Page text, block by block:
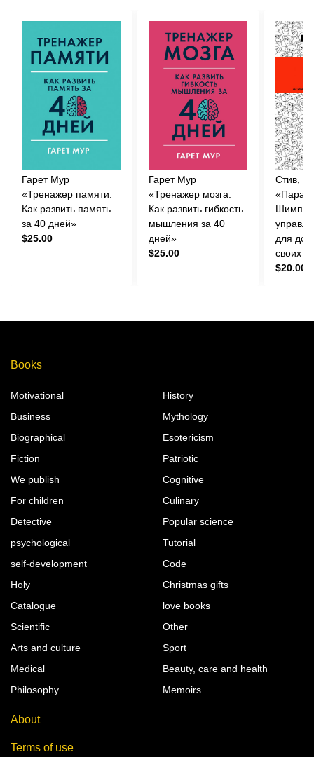
Гарет Мур
«Тренажер памяти.
Как развить память
за 40 дней»
$25.00
Гарет Мур
«Тренажер мозга.
Как развить гибкость
мышления за 40
дней»
$25.00
Стив,
для
своих
$20.00
Books
Motivational
Business
Biographical
Fiction
We publish
For children
Detective
psychological
self-development
Holy
Catalogue
Scientific
Arts and culture
Medical
Philosophy
History
Mythology
Esotericism
Patriotic
Cognitive
Culinary
Popular science
Tutorial
Code
Christmas gifts
love books
Other
Sport
Beauty, care and health
Memoirs
About
Terms of use